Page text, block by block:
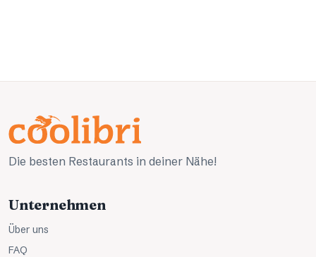
Die besten Restaurants in deiner Nähe!
Unternehmen
Über uns
FAQ